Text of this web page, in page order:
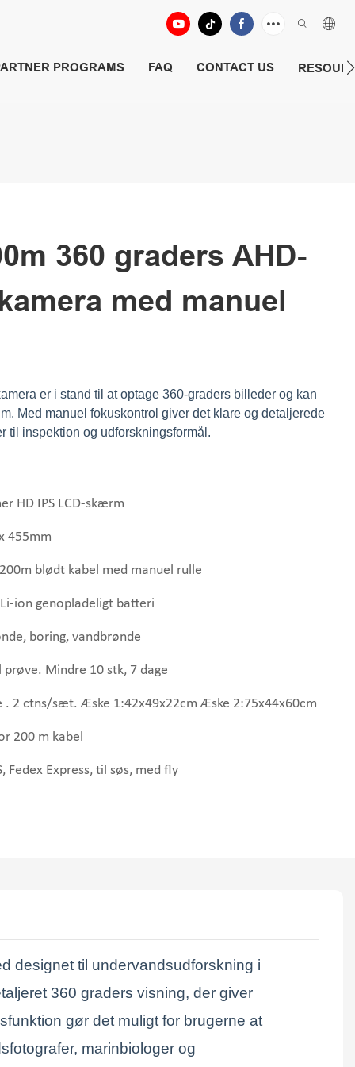
PROGRAMS FAQ CONTACT US
360 graders AHD-
med manuel
er i stand til at optage 360-graders billeder og kan
Med manuel fokuskontrol giver det klare og detaljerede
til inspektion og udforskningsformål.
HD IPS LCD-skærm
455mm
blødt kabel med manuel rulle
ion genopladeligt batteri
boring, vandbrønde
prøve. Mindre 10 stk, 7 dage
. 2 ctns/sæt. Æske 1:42x49x22cm Æske 2:75x44x60cm
200 m kabel
Fedex Express, til søs, med fly
designet til undervandsudforskning i
360 graders visning, der giver
gør det muligt for brugerne at
marinbiologer og